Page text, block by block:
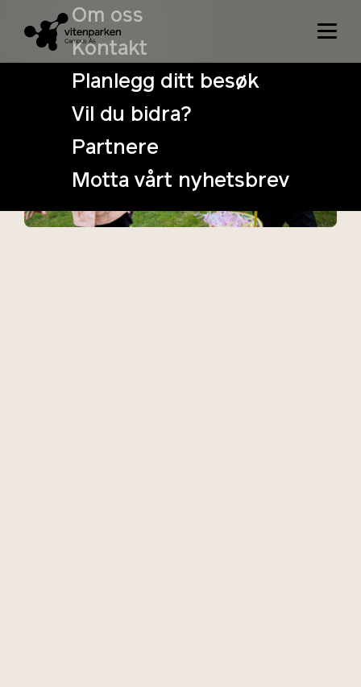
Om oss
Kontakt
Planlegg ditt besøk
Vil du bidra?
Partnere
Motta vårt nyhetsbrev
Påskeeggjakt